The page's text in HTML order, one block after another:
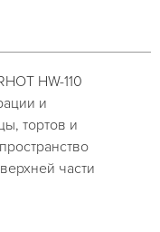
HW-110
и
тортов и
части